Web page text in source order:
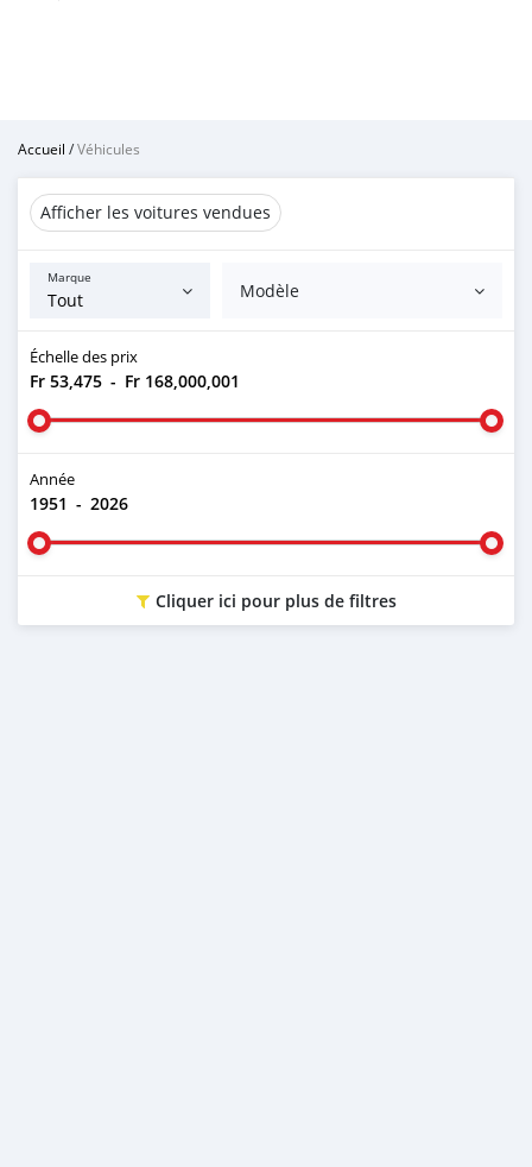
Accueil /Véhicules
Afficher les voitures vendues
Marque
Modèle
Échelle des prix
Fr 53,475 - Fr 168,000,001
Année
1951 - 2026
Cliquer ici pour plus de filtres